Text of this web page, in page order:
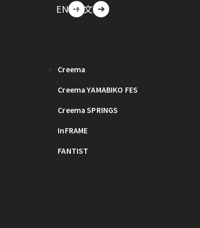
EN 中文
Creema
Creema YAMABIKO FES
Creema SPRINGS
InFRAME
FANTIST